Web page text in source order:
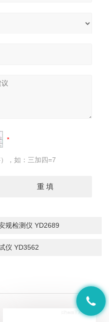
，如：三加四=7
规检测仪 YD2689
仪 YD3562